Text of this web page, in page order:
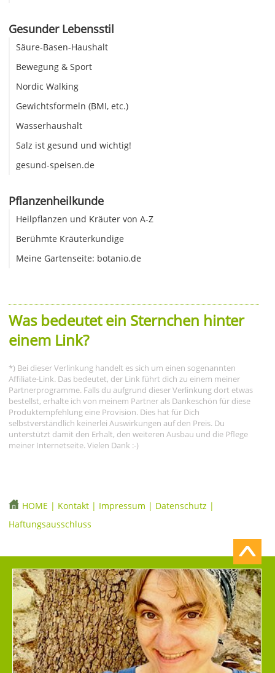
Gesunder Lebensstil
Säure-Basen-Haushalt
Bewegung & Sport
Nordic Walking
Gewichtsformeln (BMI, etc.)
Wasserhaushalt
Salz ist gesund und wichtig!
gesund-speisen.de
Pflanzenheilkunde
Heilpflanzen und Kräuter von A-Z
Berühmte Kräuterkundige
Meine Gartenseite: botanio.de
Was bedeutet ein Sternchen hinter
einem Link?
*) Bei dieser Verlinkung handelt es sich um einen sogenannten
Affiliate-Link. Das bedeutet, der Link führt dich zu einem meiner
Partnerprogramme. Falls du aufgrund dieser Verlinkung dort etwas
bestellst, erhalte ich von meinem Partner als Dankeschön für diese
Produktempfehlung eine Provision. Dies hat für Dich
selbstverständlich keinerlei Auswirkungen auf den Preis. Du
unterstützt damit den Erhalt, den weiteren Ausbau und die Pflege
meiner Internetseite. Vielen Dank :-)
HOME | Kontakt | Impressum | Datenschutz |
Haftungsausschluss